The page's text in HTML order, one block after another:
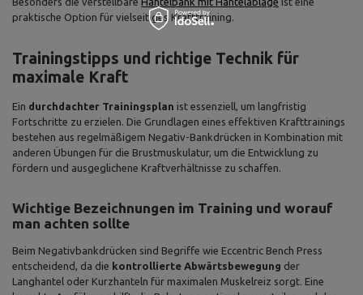
praktische Option für vielseitiges Krafttraining.
Trainingstipps und richtige Technik für
maximale Kraft
Ein durchdachter Trainingsplan ist essenziell, um langfristig
Fortschritte zu erzielen. Die Grundlagen eines effektiven Krafttrainings
bestehen aus regelmäßigem Negativ-Bankdrücken in Kombination mit
anderen Übungen für die Brustmuskulatur, um die Entwicklung zu
fördern und ausgeglichene Kraftverhältnisse zu schaffen.
Wichtige Bezeichnungen im Training und worauf
man achten sollte
Beim Negativbankdrücken sind Begriffe wie Eccentric Bench Press
entscheidend, da die kontrollierte Abwärtsbewegung der
Langhantel oder Kurzhanteln für maximalen Muskelreiz sorgt. Eine